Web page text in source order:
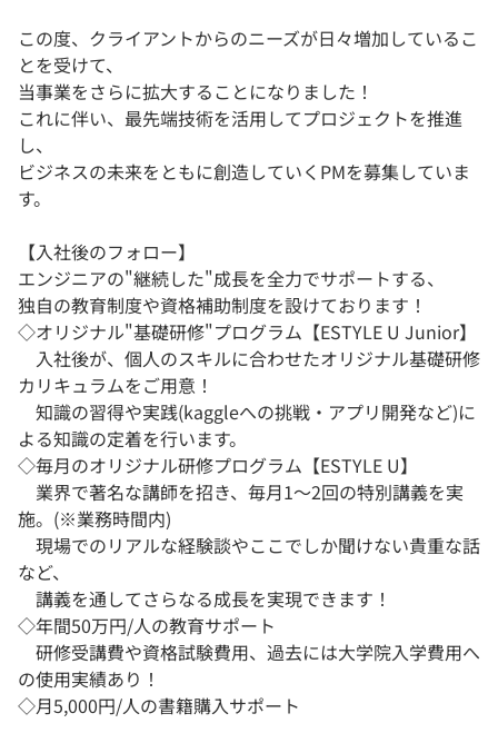
この度、クライアントからのニーズが日々増加しているこ
とを受けて、
当事業をさらに拡大することになりました！
これに伴い、最先端技術を活用してプロジェクトを推進
し、
ビジネスの未来をともに創造していくPMを募集していま
す。
【入社後のフォロー】
エンジニアの"継続した"成長を全力でサポートする、
独自の教育制度や資格補助制度を設けております！
◇オリジナル"基礎研修"プログラム【ESTYLE U Junior】
入社後が、個人のスキルに合わせたオリジナル基礎研修
カリキュラムをご用意！
知識の習得や実践(kaggleへの挑戦・アプリ開発など)に
よる知識の定着を行います。
◇毎月のオリジナル研修プログラム【ESTYLE U】
業界で著名な講師を招き、毎月1～2回の特別講義を実
施。(※業務時間内)
現場でのリアルな経験談やここでしか聞けない貴重な話
など、
講義を通してさらなる成長を実現できます！
◇年間50万円/人の教育サポート
研修受講費や資格試験費用、過去には大学院入学費用へ
の使用実績あり！
◇月5,000円/人の書籍購入サポート